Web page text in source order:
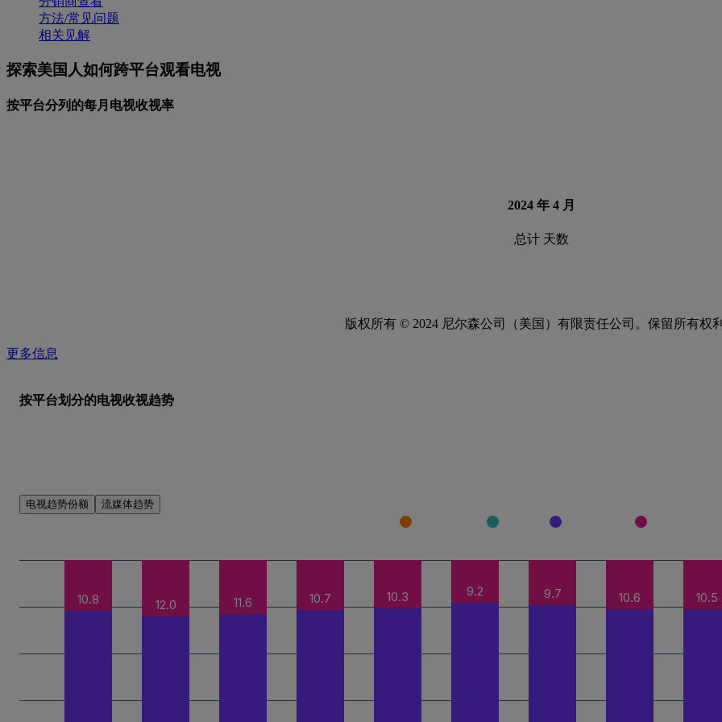
方法/常见问题
相关见解
探索美国人如何跨平台观看电视
按平台分列的每月电视收视率
2024 年 4 月
总计 天数
版权所有 © 2024 尼尔森公司（美国）有限责任公司。保留所有权
更多信息
按平台划分的电视收视趋势
电视趋势份额 流媒体趋势